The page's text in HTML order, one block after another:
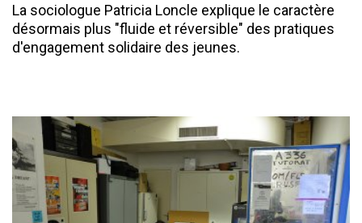
La sociologue Patricia Loncle explique le caractère
désormais plus "fluide et réversible" des pratiques
d'engagement solidaire des jeunes.